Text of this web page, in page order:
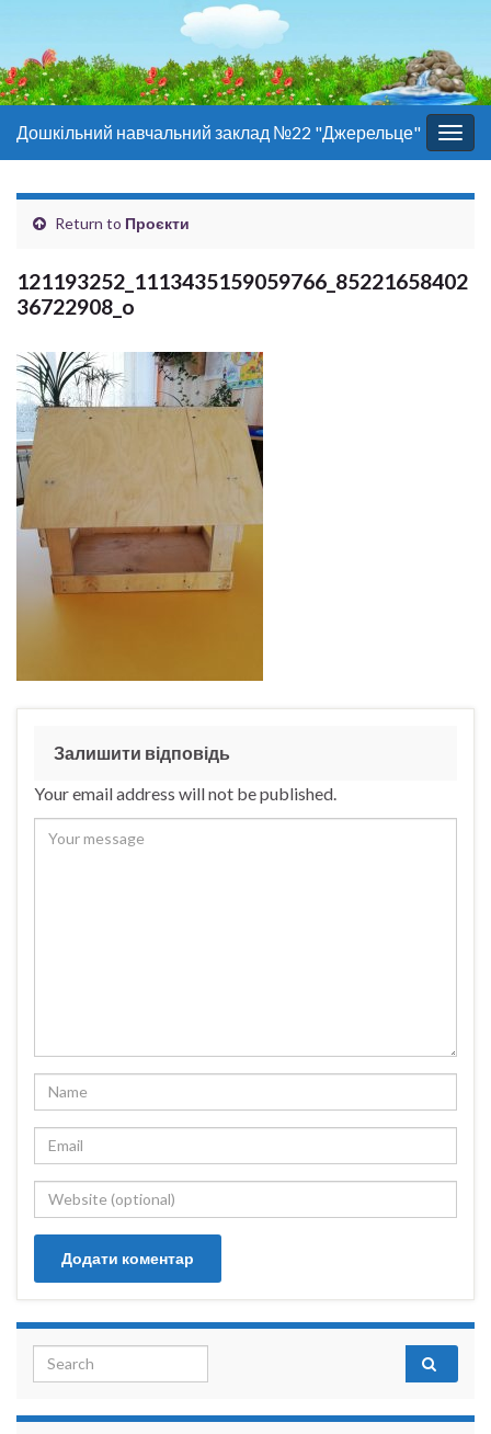
Дошкільний навчальний заклад №22 "Джерельце"
Return to Проєкти
121193252_1113435159059766_85221658402
36722908_o
Залишити відповідь
Your email address will not be published.
Search for: